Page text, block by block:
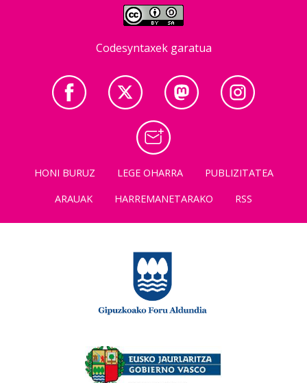
Codesyntaxek garatua
HONI BURUZ LEGE OHARRA
PUBLIZITATEA
ARAUAK
HARREMANETARAKO RSS